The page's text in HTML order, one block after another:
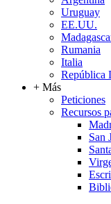
Uruguay
EE.UU.
Rumania
Italia
República
+ Más
Peticiones
Recursos
San